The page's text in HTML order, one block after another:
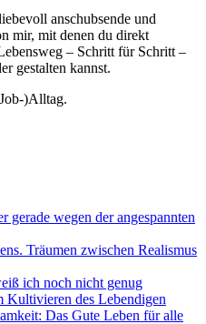
anschubsende und
mir, mit denen du direkt
– Schritt für Schritt –
gestalten kannst.
)Alltag.
wegen der angespannten
Träumen zwischen Realismus
ich noch nicht genug
Kultivieren des Lebendigen
Das Gute Leben für alle